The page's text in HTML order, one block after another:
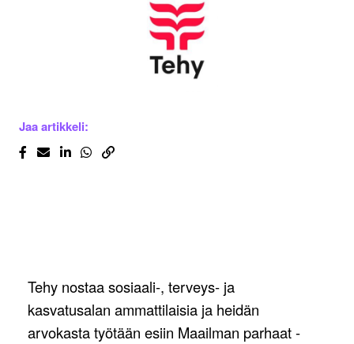
Jaa artikkeli:
Tehy nostaa sosiaali-, terveys- ja
kasvatusalan ammattilaisia ja heidän
arvokasta työtään esiin Maailman parhaat -